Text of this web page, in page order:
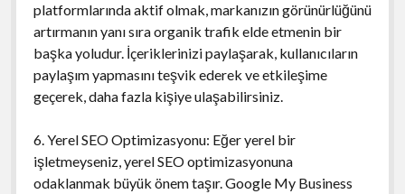
platformlarında aktif olmak, markanızın görünürlüğünü
artırmanın yanı sıra organik trafik elde etmenin bir
başka yoludur. İçeriklerinizi paylaşarak, kullanıcıların
paylaşım yapmasını teşvik ederek ve etkileşime
geçerek, daha fazla kişiye ulaşabilirsiniz.
6. Yerel SEO Optimizasyonu: Eğer yerel bir
işletmeyseniz, yerel SEO optimizasyonuna
odaklanmak büyük önem taşır. Google My Business